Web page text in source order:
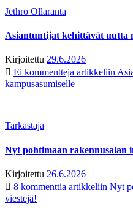
Jethro Ollaranta
Asiantuntijat kehittävät uutta
Kirjoitettu 29.6.2026
Ei kommentteja artikkeliin
kampusasumiselle
Tarkastaja
Nyt pohtimaan rakennusalan
Kirjoitettu 26.6.2026
8 kommenttia artikkeliin Nyt
viestejä!